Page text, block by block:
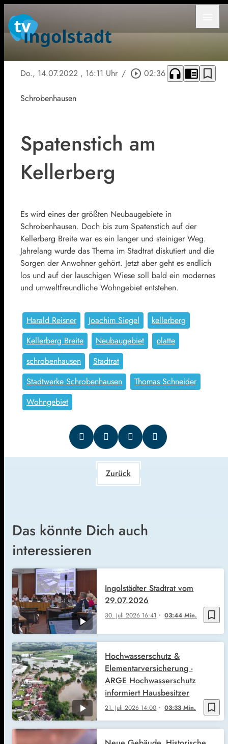
Do., 14.07.2022 , 16:11 Uhr / play_circle_outline 02:36 headphones chrome_reader_mode bookmark_border
Schrobenhausen
Spatenstich am
Kellerberg
Es wird eines der größten Neubaugebiete in
Schrobenhausen. Doch bis zum Spatenstich auf der
Kellerberg Breite war es ein langer und steiniger Weg.
Jahrelang wurde das Thema im Stadtrat diskutiert und die
Sorgen der Anwohner gehört. Jetzt aber geht es endlich
los und auf der lauschigen Wiese soll bald ein modernes
und umweltfreundliche Wohngebiet entstehen.
Harald Reisner Joachim Siegel
kellerberg
Kellerberg Breite
Neubaugebiet
platte
schrobenhausen
Stadtrat
Stadtwerke Schrobenhausen
Thomas Schneider
Wohngebiet
Zurück
Das könnte Dich auch
interessieren
bookmark_border
30. Juli 2026 16:41 03:44 Min.
Ingolstädter Stadtrat vom
29.07.2026
bookmark_border
21. Juli 2026 14:00 03:33 Min.
Hochwasserschutz &
Elementarversicherung -
ARGE Hochwasserschutz
informiert Hausbesitzer